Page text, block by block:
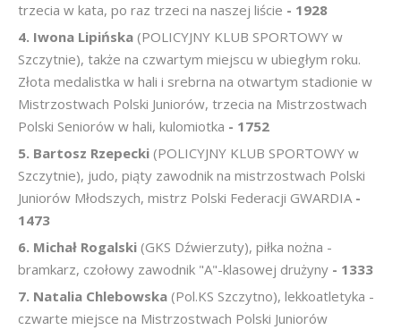
trzecia w kata, po raz trzeci na naszej liście - 1928
4. Iwona Lipińska (POLICYJNY KLUB SPORTOWY w
Szczytnie), także na czwartym miejscu w ubiegłym roku.
Złota medalistka w hali i srebrna na otwartym stadionie w
Mistrzostwach Polski Juniorów, trzecia na Mistrzostwach
Polski Seniorów w hali, kulomiotka - 1752
5. Bartosz Rzepecki (POLICYJNY KLUB SPORTOWY w
Szczytnie), judo, piąty zawodnik na mistrzostwach Polski
Juniorów Młodszych, mistrz Polski Federacji GWARDIA -
1473
6. Michał Rogalski (GKS Dźwierzuty), piłka nożna -
bramkarz, czołowy zawodnik "A"-klasowej drużyny - 1333
7. Natalia Chlebowska (Pol.KS Szczytno), lekkoatletyka -
czwarte miejsce na Mistrzostwach Polski Juniorów